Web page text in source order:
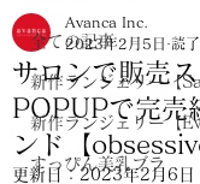
全ての記事
新作ランジェリー【
新作ランジェリー【
すっぴん美乳ブラ
サロンで販売ス
POPUPで完売
ンド【
Avanca Inc.
2023年2月5日 読
更新日： 2023年2月6日